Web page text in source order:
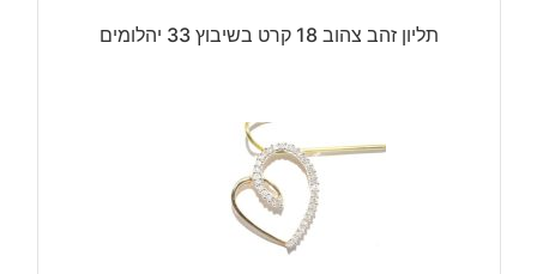
תליון זהב צהוב 18 קרט בשיבוץ 33 יהלומים